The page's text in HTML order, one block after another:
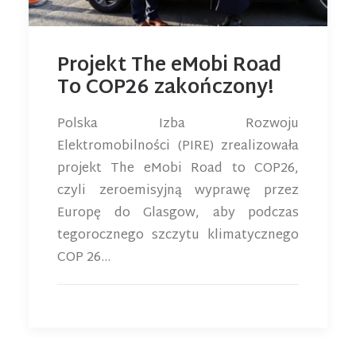
Projekt The eMobi Road
To COP26 zakończony!
Polska Izba Rozwoju
Elektromobilności (PIRE) zrealizowała
projekt The eMobi Road to COP26,
czyli zeroemisyjną wyprawę przez
Europę do Glasgow, aby podczas
tegorocznego szczytu klimatycznego
COP 26…